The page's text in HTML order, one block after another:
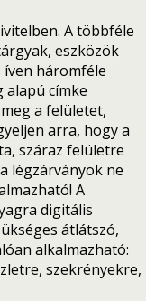
A többféle
eszközök
íven háromféle
alapú címke
a felületet,
arra, hogy a
száraz felületre
légzárványok ne
A
digitális
átlátszó,
alkalmazható:
szekrényekre,